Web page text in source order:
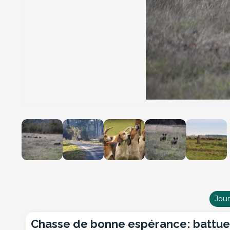
chasse de bonne espérance: battue de sangliers aux chiens courants